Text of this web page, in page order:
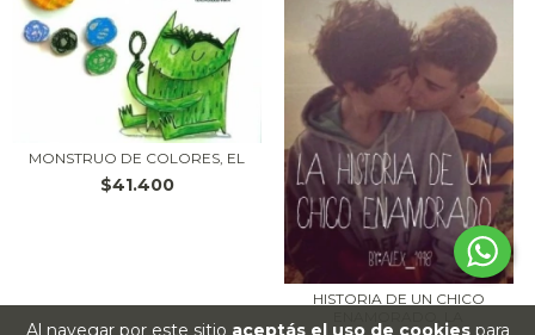
Al navegar por este sitio aceptás el uso de cookiespara
MONSTRUO DE COLORES, EL
$41.400
HISTORIA DE UN CHICO